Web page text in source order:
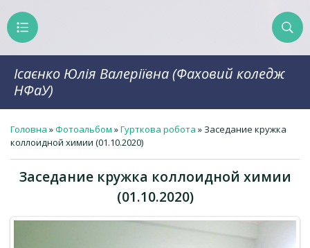
Ісаєнко Юлія Валеріївна (Фаховий коледж
НФаУ)
Головна »Фотоальбом »Гурткова робота » Заседание кружка
коллоидной химии (01.10.2020)
Заседание кружка коллоидной химии
(01.10.2020)